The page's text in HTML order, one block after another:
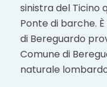
sinistra del Ticino
Ponte di barche.
di Bereguardo
Comune di
naturale